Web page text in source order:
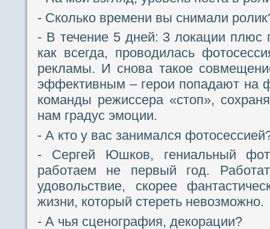
- Сколько времени вы снимали
- В течение 5 дней: 3 локации плюс
как всегда, проводилась
рекламы. И снова такое
эффективным – герои попадают на
команды режиссера «стоп»,
нам градус эмоции.
- А кто у вас занимался
- Сергей Юшков, гениальный
работаем не первый год.
удовольствие, скорее
жизни, который стереть невозможно.
- А чья сценография, декорации?